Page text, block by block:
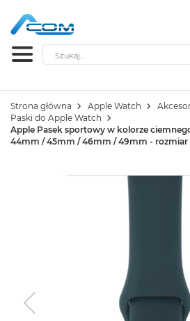
Szukaj
Strona główna Apple Watch
Paski do Apple Watch
Apple Pasek sportowy w kolorze
44mm / 45mm / 46mm / 49mm - rozmiar